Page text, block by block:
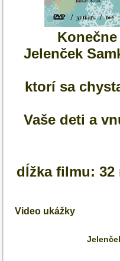
Jelenček
ktorí sa
Vaše deti a
dĺžka filmu: 32
Video ukážky